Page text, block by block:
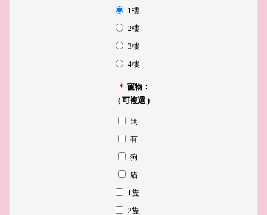
1樓
2樓
3樓
4樓
＊ 寵物：
( 可複選 )
無
有
狗
貓
1隻
2隻